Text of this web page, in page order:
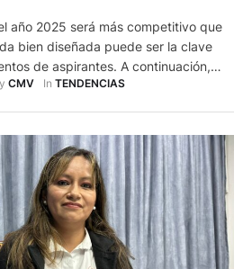
año 2025 será más competitivo que
bien diseñada puede ser la clave
de aspirantes. A continuación,
una serie de consejos prácticos y
CMV In TENDENCIAS